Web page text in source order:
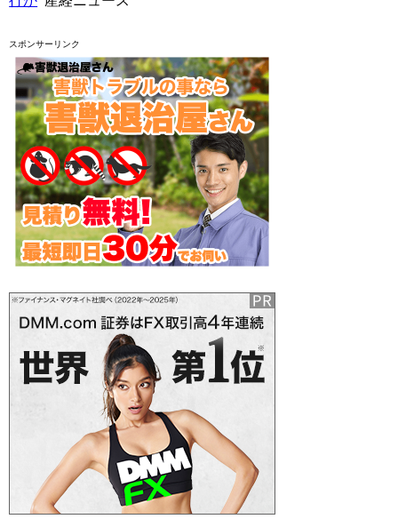
スポンサーリンク